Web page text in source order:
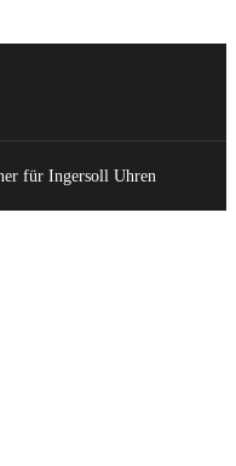
für Ingersoll Uhren